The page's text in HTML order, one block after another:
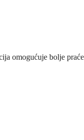
omogućuje bolje